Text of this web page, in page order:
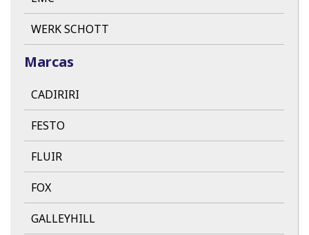
WERK SCHOTT
Marcas
CADIRIRI
FESTO
FLUIR
FOX
GALLEYHILL